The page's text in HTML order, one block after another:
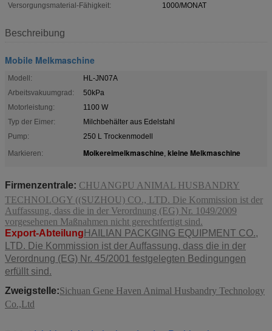
Versorgungsmaterial-Fähigkeit:
1000/MONAT
Beschreibung
Mobile Melkmaschine
Modell:
HL-JN07A
Arbeitsvakuumgrad:
50kPa
Motorleistung:
1100 W
Typ der Eimer:
Milchbehälter aus Edelstahl
Pump:
250 L Trockenmodell
Markieren:
Molkereimelkmaschine, kleine Melkmaschine
Firmenzentrale: CHUANGPU ANIMAL HUSBANDRY
TECHNOLOGY ((SUZHOU) CO., LTD. Die Kommission ist der
Auffassung, dass die in der Verordnung (EG) Nr. 1049/2009
vorgesehenen Maßnahmen nicht gerechtfertigt sind.
Export-Abteilung HAILIAN PACKGING EQUIPMENT CO.,
LTD. Die Kommission ist der Auffassung, dass die in der
Verordnung (EG) Nr. 45/2001 festgelegten Bedingungen
erfüllt sind.
Zweigstelle:Sichuan Gene Haven Animal Husbandry Technology
Co.,Ltd